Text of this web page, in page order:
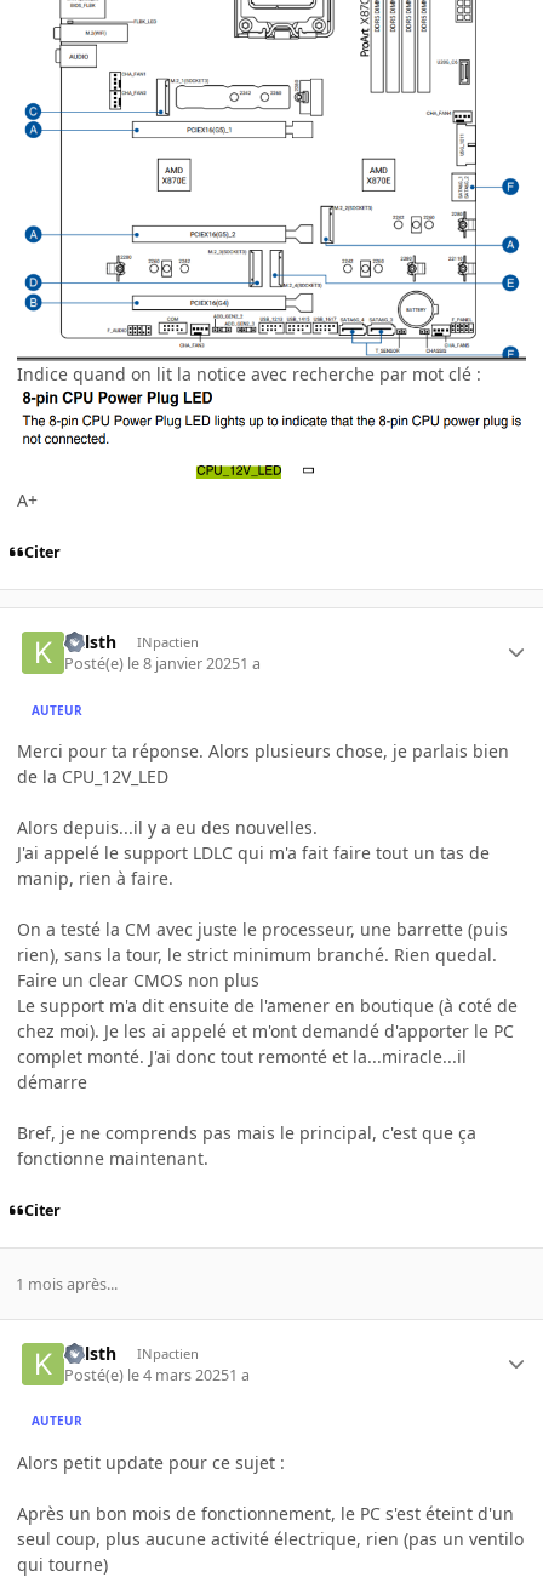
Indice quand on lit la notice avec recherche par mot clé :
A+
Citer
Kalsth INpactien
Posté(e) le 8 janvier 20251 a
AUTEUR
Merci pour ta réponse. Alors plusieurs chose, je parlais bien
de la CPU_12V_LED
Alors depuis...il y a eu des nouvelles.
J'ai appelé le support LDLC qui m'a fait faire tout un tas de
manip, rien à faire.
On a testé la CM avec juste le processeur, une barrette (puis
rien), sans la tour, le strict minimum branché. Rien quedal.
Faire un clear CMOS non plus
Le support m'a dit ensuite de l'amener en boutique (à coté de
chez moi). Je les ai appelé et m'ont demandé d'apporter le PC
complet monté. J'ai donc tout remonté et la...miracle...il
démarre
Bref, je ne comprends pas mais le principal, c'est que ça
fonctionne maintenant.
Citer
1 mois après...
Kalsth INpactien
Posté(e) le 4 mars 20251 a
AUTEUR
Alors petit update pour ce sujet :
Après un bon mois de fonctionnement, le PC s'est éteint d'un
seul coup, plus aucune activité électrique, rien (pas un ventilo
qui tourne)